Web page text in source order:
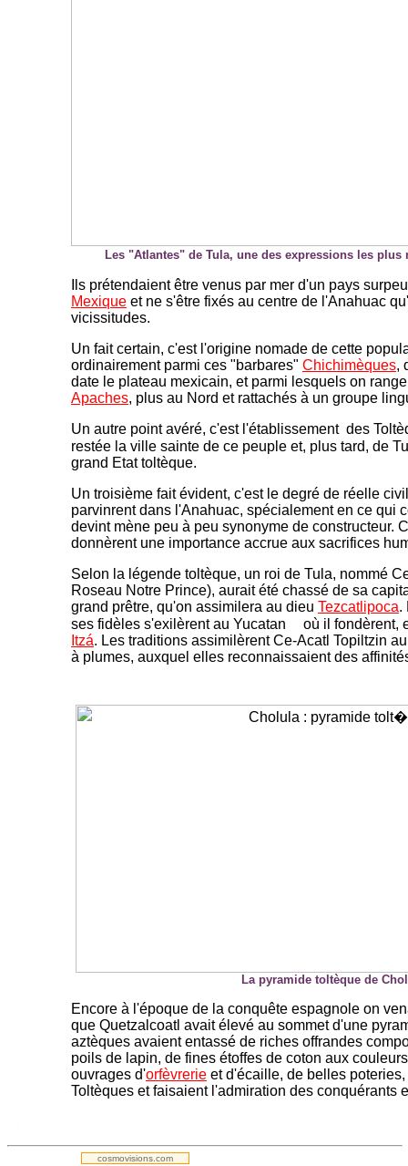
Les "Atlantes" de Tula, une des expressions les plus
Ils prétendaient être venus par mer d'un pays
Mexique et ne s'être fixés au centre de l'Anahuac
vicissitudes.
Un fait certain, c'est l'origine nomade de cette
ordinairement parmi ces "barbares" Chichimèques,
date le plateau mexicain, et parmi lesquels on
Apaches, plus au Nord et rattachés à un groupe
Un autre point avéré, c'est l'établissement des
restée la ville sainte de ce peuple et, plus tard, de
grand Etat toltèque.
Un troisième fait évident, c'est le degré de réelle
parvinrent dans l'Anahuac, spécialement en ce qui
devint mène peu à peu synonyme de constructeur.
donnèrent une importance accrue aux sacrifices
Selon la légende toltèque, un roi de Tula, nommé
Roseau Notre Prince), aurait été chassé de sa
grand prêtre, qu'on assimilera au dieu Tezcatlipoca.
ses fidèles s'exilèrent au Yucatan
où il fondèrent,
Itzá. Les traditions assimilèrent Ce-Acatl Topiltzin
à plumes, auxquel elles reconnaissaient des
-
La pyramide toltèque de
Encore à l'époque de la conquête espagnole on
que Quetzalcoatl avait élevé au sommet d'une
aztèques avaient entassé de riches offrandes
poils de lapin, de fines étoffes de coton aux
ouvrages d'orfèvrerie et d'écaille, de belles
Toltèques et faisaient l'admiration des conquérants
.
cosmovisions.com